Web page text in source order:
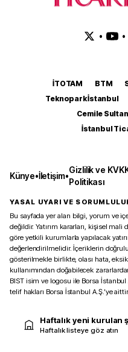
• •
İTOTAM BTM
Teknopark İstanbul
Cemile
İstanbul
Künye•İletişim•
Gizlilik ve
Politikası
YASAL UYARI VE
Bu sayfada yer alan bilgi, yorum ve
değildir. Yatırım kararları, kişisel
göre yetkili kurumlarla yapılacak
değerlendirilmelidir. İçeriklerin
gösterilmekle birlikte, olası hata,
kullanımından doğabilecek
BIST isim ve logosu ile Borsa
telif hakları Borsa İstanbul A.Ş.’ye
Haftalık yeni kurulan
Haftalık listeye göz atın